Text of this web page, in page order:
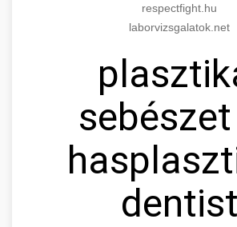
respectfight.hu
laborvizsgalatok.net
dentist